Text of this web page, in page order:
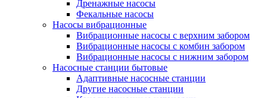
Дренажные насосы
Фекальные насосы
Насосы вибрационные
Вибрационные насосы с верхним забором
Вибрационные насосы с комбин забором
Вибрационные насосы с нижним забором
Насосные станции бытовые
Адаптивные насосные станции
Другие насосные станции